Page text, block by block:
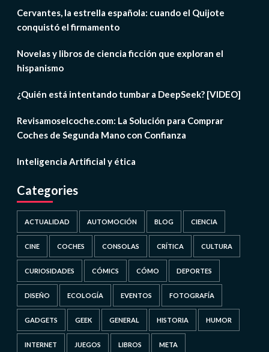
Cervantes, la estrella española: cuando el Quijote
conquistó el firmamento
Novelas y libros de ciencia ficción que exploran el
hispanismo
¿Quién está intentando tumbar a DeepSeek? [VIDEO]
Revisamoselcoche.com: La Solución para Comprar
Coches de Segunda Mano con Confianza
Inteligencia Artificial y ética
Categories
ACTUALIDAD AUTOMOCIÓN BLOG CIENCIA
CINE COCHES CONSOLAS CRÍTICA CULTURA
CURIOSIDADES CÓMICS CÓMO DEPORTES
DISEÑO ECOLOGÍA EVENTOS FOTOGRAFÍA
GADGETS GEEK GENERAL HISTORIA HUMOR
INTERNET JUEGOS LIBROS META